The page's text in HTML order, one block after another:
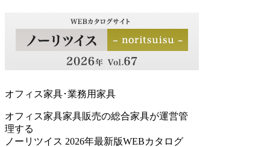
オフィス家具･業務用家具
オフィス家具家具販売の総合家具が運営管
理する
ノーリツイス 2026年最新版WEBカタログ